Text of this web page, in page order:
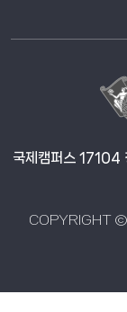
국제캠퍼스 17104
COPYRIGHT